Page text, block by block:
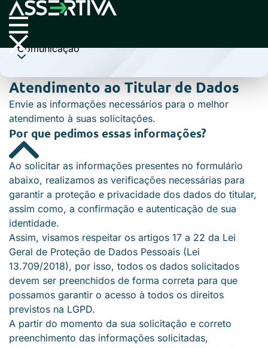
Cobrança
Comunicação
Atendimento ao Titular de Dados
Envie as informações necessários para o melhor
atendimento à suas solicitações.
Por que pedimos essas informações?
Ao solicitar as informações presentes no formulário
abaixo, realizamos as verificações necessárias para
garantir a proteção e privacidade dos dados do titular,
assim como, a confirmação e autenticação de sua
identidade.
Assim, visamos respeitar os artigos 17 a 22 da Lei
Geral de Proteção de Dados Pessoais (Lei
13.709/2018), por isso, todos os dados solicitados
devem ser preenchidos de forma correta para que
possamos garantir o acesso à todos os direitos
previstos na LGPD.
A partir do momento da sua solicitação e correto
preenchimento das informações solicitadas,